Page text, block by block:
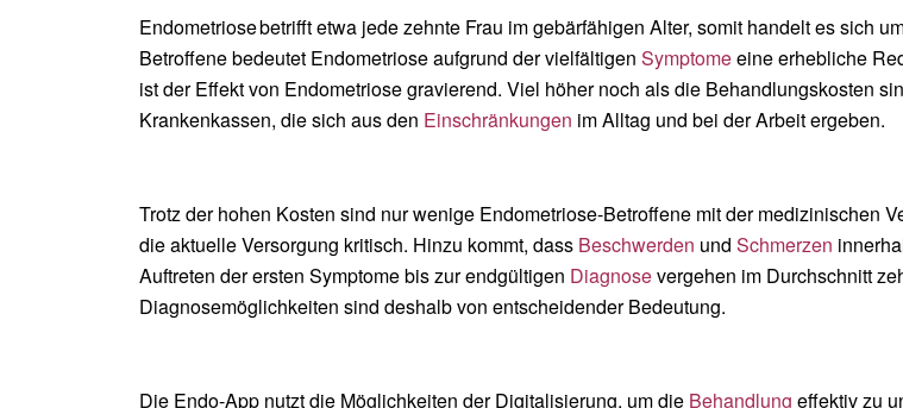
Endometriosebetrifft etwa jede zehnte Frau im gebärfähigen Alter, somit handelt es sich
Betroffene bedeutet Endometriose aufgrund der vielfältigenSymptomeeine erhebliche
ist der Effekt von Endometriose gravierend. Viel höher noch als die Behandlungskosten
Krankenkassen, die sich aus den Einschränkungen im Alltag und bei der Arbeit ergeben.
Trotz der hohen Kosten sind nur wenige Endometriose-Betroffene mit der medizinischen
die aktuelle Versorgung kritisch. Hinzu kommt, dass Beschwerden undSchmerzen
Auftreten der ersten Symptome bis zur endgültigen Diagnosevergehen im Durchschnitt
Diagnosemöglichkeiten sind deshalb von entscheidender Bedeutung.
Die Endo-App nutzt die Möglichkeiten der Digitalisierung, um die Behandlung effektiv zu